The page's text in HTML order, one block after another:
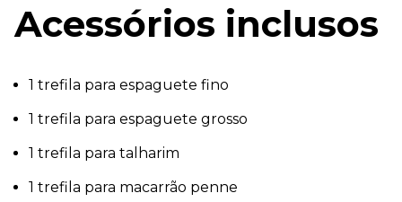
Acessórios inclusos
1 trefila para espaguete fino
1 trefila para espaguete grosso
1 trefila para talharim
1 trefila para macarrão penne